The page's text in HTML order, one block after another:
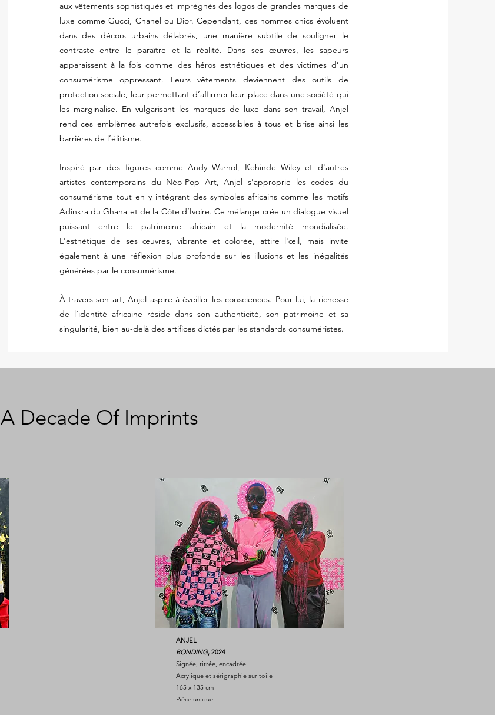
aux vêtements sophistiqués et imprégnés des logos de grandes marques de
luxe comme Gucci, Chanel ou Dior. Cependant, ces hommes chics évoluent
dans des décors urbains délabrés, une manière subtile de souligner le
contraste entre le paraître et la réalité. Dans ses œuvres, les sapeurs
apparaissent à la fois comme des héros esthétiques et des victimes d’un
consumérisme oppressant. Leurs vêtements deviennent des outils de
protection sociale, leur permettant d’affirmer leur place dans une société qui
les marginalise. En vulgarisant les marques de luxe dans son travail, Anjel
rend ces emblèmes autrefois exclusifs, accessibles à tous et brise ainsi les
barrières de l’élitisme.
Inspiré par des figures comme Andy Warhol, Kehinde Wiley et d'autres
artistes contemporains du Néo-Pop Art, Anjel s'approprie les codes du
consumérisme tout en y intégrant des symboles africains comme les motifs
Adinkra du Ghana et de la Côte d’Ivoire. Ce mélange crée un dialogue visuel
puissant entre le patrimoine africain et la modernité mondialisée.
L'esthétique de ses œuvres, vibrante et colorée, attire l'œil, mais invite
également à une réflexion plus profonde sur les illusions et les inégalités
générées par le consumérisme.
À travers son art, Anjel aspire à éveiller les consciences. Pour lui, la richesse
de l’identité africaine réside dans son authenticité, son patrimoine et sa
singularité, bien au-delà des artifices dictés par les standards consuméristes.
A Decade Of Imprints
ANJEL
BONDING, 2024
Signée, titrée, encadrée
Acrylique et sérigraphie sur toile
165 x 135 cm
Pièce unique